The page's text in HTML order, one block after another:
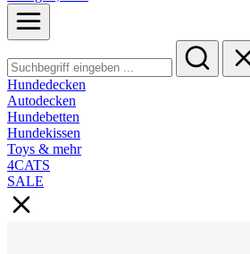
Hundedecken
Autodecken
Hundebetten
Hundekissen
Toys & mehr
4CATS
SALE